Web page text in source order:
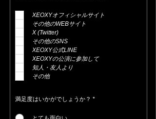
XEOXYオフィシャルサイト
その他のWEBサイト
X (Twitter)
その他のSNS
XEOXY公式LINE
XEOXYの公演に参加して
知人・友人より
その他
満足度はいかがでしょうか？ *